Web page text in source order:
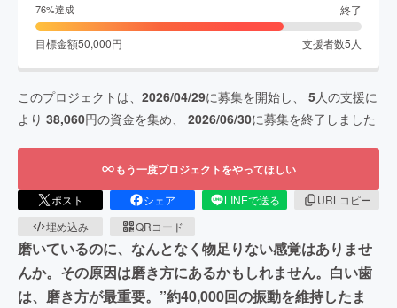
76%達成 終了
目標金額50,000円 支援者数5 人
このプロジェクトは、 2026/04/29に募集を開始し、 5人の支援に
より 38,060円の資金を集め、 2026/06/30に募集を終了しました
もう一度プロジェクトをやってほしい
ポスト シェア LINEで送る
URLコピー
埋め込み
QRコード
磨いているのに、なんとなく物足りない感覚はありませ
んか。その原因は磨き方にあるかもしれません。白い歯
は、磨き方が最重要。”約40,000回の振動を維持したま